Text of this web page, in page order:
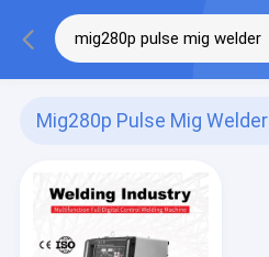
Mig280p Pulse Mig Welder